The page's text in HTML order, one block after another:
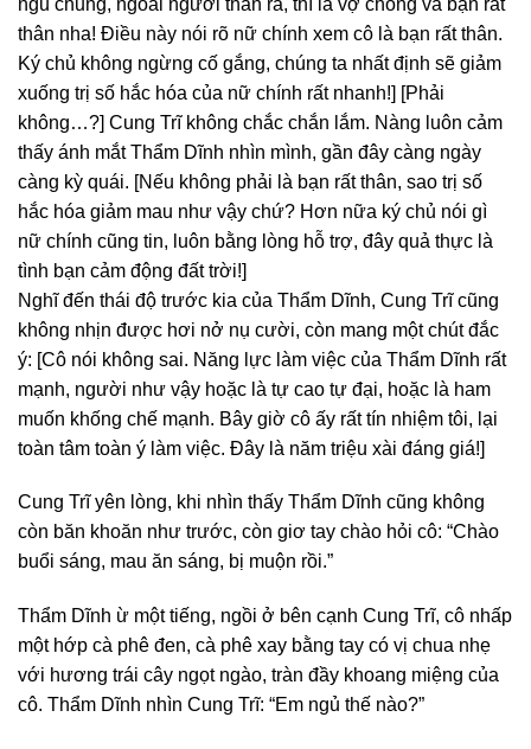
thân nha! Điều này nói rõ nữ chính xem cô là bạn rất thân.
Ký chủ không ngừng cố gắng, chúng ta nhất định sẽ giảm
xuống trị số hắc hóa của nữ chính rất nhanh!] [Phải
không…?] Cung Trĩ không chắc chắn lắm. Nàng luôn cảm
thấy ánh mắt Thẩm Dĩnh nhìn mình, gần đây càng ngày
càng kỳ quái. [Nếu không phải là bạn rất thân, sao trị số
hắc hóa giảm mau như vậy chứ? Hơn nữa ký chủ nói gì
nữ chính cũng tin, luôn bằng lòng hỗ trợ, đây quả thực là
tình bạn cảm động đất trời!]
Nghĩ đến thái độ trước kia của Thẩm Dĩnh, Cung Trĩ cũng
không nhịn được hơi nở nụ cười, còn mang một chút đắc
ý: [Cô nói không sai. Năng lực làm việc của Thẩm Dĩnh rất
mạnh, người như vậy hoặc là tự cao tự đại, hoặc là ham
muốn khống chế mạnh. Bây giờ cô ấy rất tín nhiệm tôi, lại
toàn tâm toàn ý làm việc. Đây là năm triệu xài đáng giá!]
Cung Trĩ yên lòng, khi nhìn thấy Thẩm Dĩnh cũng không
còn băn khoăn như trước, còn giơ tay chào hỏi cô: “Chào
buổi sáng, mau ăn sáng, bị muộn rồi.”
Thẩm Dĩnh ừ một tiếng, ngồi ở bên cạnh Cung Trĩ, cô nhấp
một hớp cà phê đen, cà phê xay bằng tay có vị chua nhẹ
với hương trái cây ngọt ngào, tràn đầy khoang miệng của
cô. Thẩm Dĩnh nhìn Cung Trĩ: “Em ngủ thế nào?”